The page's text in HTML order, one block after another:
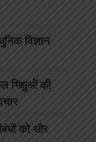
विज्ञान
भिक्षुओं की
को और